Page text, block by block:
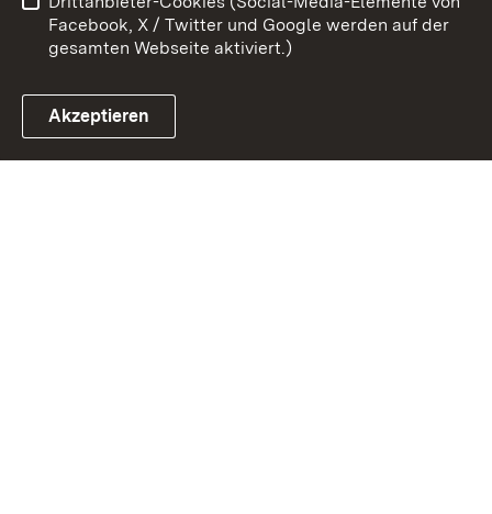
Link zum Landesportal
Impressum
Cookies
Facebook, X / Twitter und Google werden auf der
gesamten Webseite aktiviert.)
Akzeptieren